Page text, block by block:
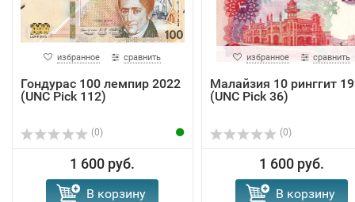
избранное сравнить
Гондурас 100 лемпир 2022
(UNC Pick 112)
(0)
1 600 руб.
В корзину
избранное сравнить
Малайзия 10 ринггит
(UNC Pick 36)
(0)
1 600 руб.
В корзину